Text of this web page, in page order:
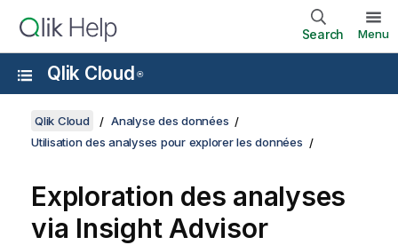
Search Menu
Qlik Cloud ®
Qlik Cloud
Analyse des données
Utilisation des analyses pour explorer les données
Exploration des analyses
via Insight Advisor